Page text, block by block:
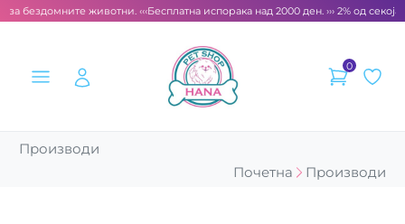
бездомните животни. ‹‹‹Бесплатна испорака над 2000 ден. ››› 2% од
0
Производи
Почетна
Производи